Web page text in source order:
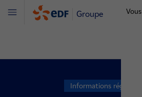
Groupe
Menu
Informations